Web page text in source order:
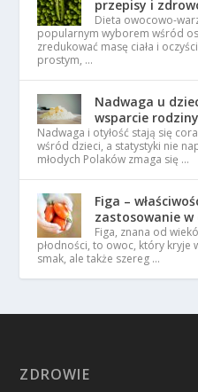
przepisy i
Dieta owocowo-
popularnym wyborem wśród
zredukować masę ciała i
prostym, …
Nadwaga u
wsparcie rodziny
Nadwaga i otyłość stają się
wśród dzieci, a statystyki nie
młodych Polaków zmaga się …
Figa –
zastosowanie w
Figa, znana od
płodności, to owoc, który kryje
smak, ale także szereg …
ZDROWIE